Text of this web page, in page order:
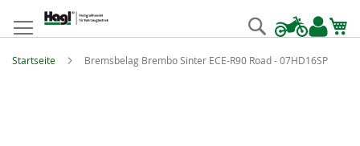
springen
Suche
Startseite Bremsbelag Brembo Sinter ECE-R90 Road - 07HD16SP